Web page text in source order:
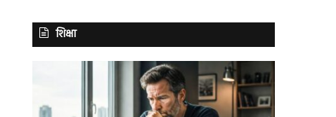
शिक्षा